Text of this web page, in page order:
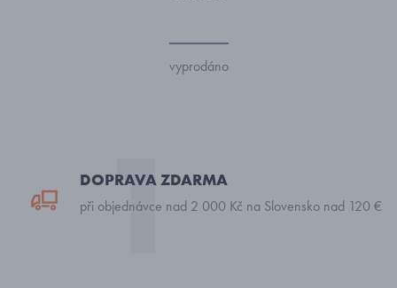
vyprodáno
DOPRAVA ZDARMA
při objednávce nad 2 000 Kč na Slovensko nad 120 €